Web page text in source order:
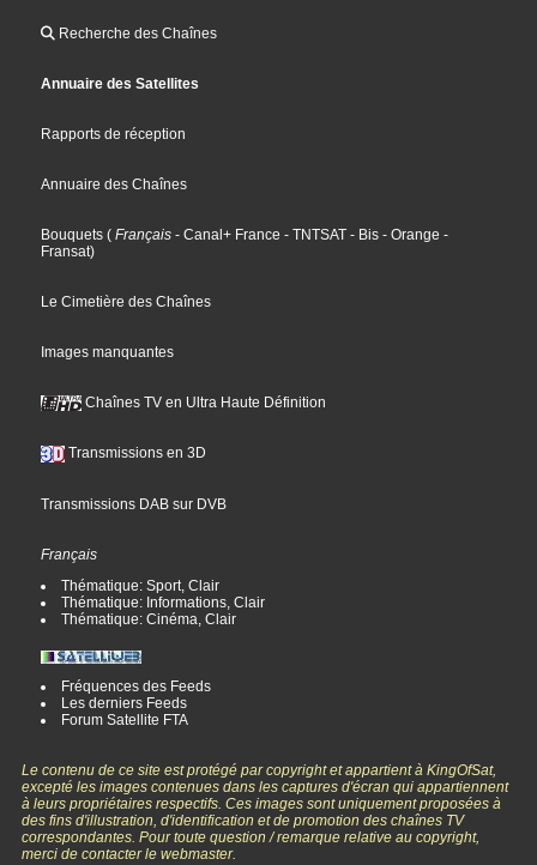
Recherche des Chaînes
Annuaire des Satellites
Rapports de réception
Annuaire des Chaînes
Bouquets ( Français - Canal+ France - TNTSAT - Bis - Orange -
Fransat)
Le Cimetière des Chaînes
Images manquantes
Chaînes TV en Ultra Haute Définition
Transmissions en 3D
Transmissions DAB sur DVB
Français
Thématique: Sport, Clair
Thématique: Informations, Clair
Thématique: Cinéma, Clair
Fréquences des Feeds
Les derniers Feeds
Forum Satellite FTA
Le contenu de ce site est protégé par copyright et appartient à KingOfSat,
excepté les images contenues dans les captures d'écran qui appartiennent
à leurs propriétaires respectifs. Ces images sont uniquement proposées à
des fins d'illustration, d'identification et de promotion des chaînes TV
correspondantes. Pour toute question / remarque relative au copyright,
merci de contacter le webmaster.